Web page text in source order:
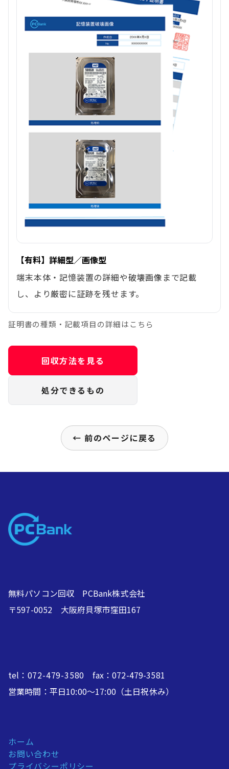
【有料】詳細型／画像型
端末本体・記憶装置の詳細や破壊画像まで記載
し、より厳密に証跡を残せます。
証明書の種類・記載項目の詳細はこちら
回収方法を見る
処分できるもの
← 前のページに戻る
無料パソコン回収 PCBank株式会社
〒597-0052 大阪府貝塚市窪田167
tel： 072-479-3580 fax：072-479-3581
営業時間：平日10:00～17:00（土日祝休み）
ホーム
お問い合わせ
プライバシーポリシー